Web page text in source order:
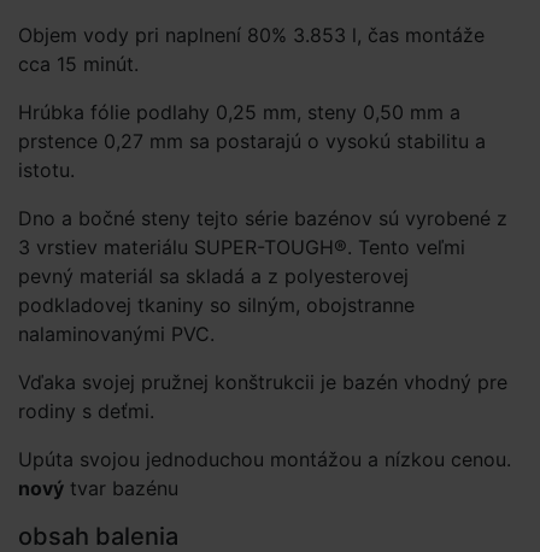
Objem vody pri naplnení 80% 3.853 l, čas montáže
cca 15 minút.
Hrúbka fólie podlahy 0,25 mm, steny 0,50 mm a
prstence 0,27 mm sa postarajú o vysokú stabilitu a
istotu.
Dno a bočné steny tejto série bazénov sú vyrobené z
3 vrstiev materiálu SUPER-TOUGH®. Tento veľmi
pevný materiál sa skladá a z polyesterovej
podkladovej tkaniny so silným, obojstranne
nalaminovanými PVC.
Vďaka svojej pružnej konštrukcii je bazén vhodný pre
rodiny s deťmi.
Upúta svojou jednoduchou montážou a nízkou cenou.
nový tvar bazénu
obsah balenia